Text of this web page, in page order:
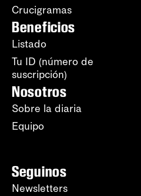
Crucigramas
Beneficios
Listado
Tu ID (número de
suscripción)
Nosotros
Sobre la diaria
Equipo
Seguinos
Newsletters